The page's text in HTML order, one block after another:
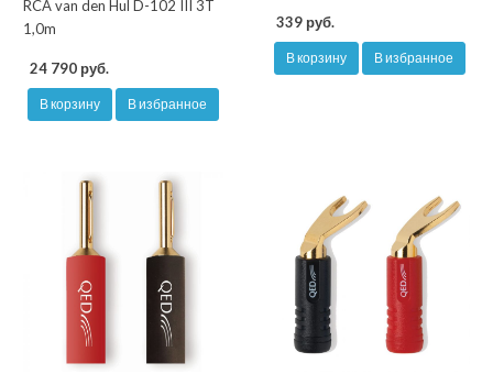
RCA van den Hul D-102 III 3T
1,0m
24 790 руб.
В корзину В избранное
339 руб.
В корзину В избранное